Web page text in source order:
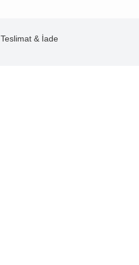
Teslimat & İade